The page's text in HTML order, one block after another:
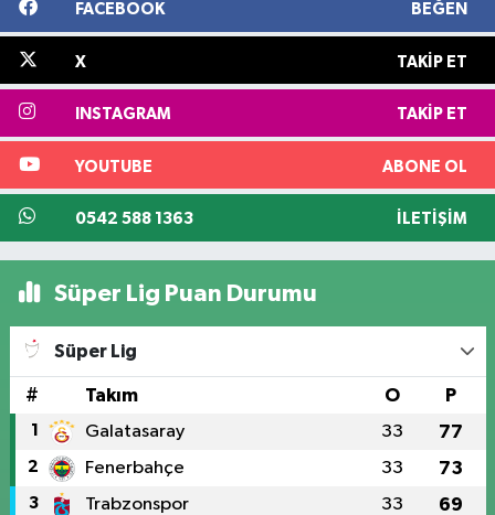
FACEBOOK BEĞEN
X TAKIP ET
INSTAGRAM TAKIP ET
YOUTUBE ABONE OL
0542 588 1363 İLETIŞIM
Süper Lig Puan Durumu
Süper Lig
# Takım O P
1 Galatasaray 33 77
2 Fenerbahçe 33 73
3 Trabzonspor 33 69